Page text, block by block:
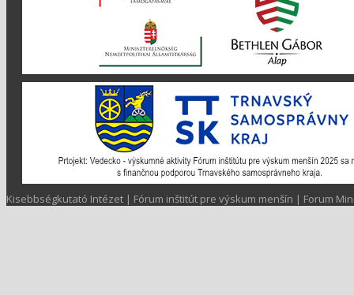
Kisebbségkutató Intézet | Fórum inštitút pre výskum menšín | Forum